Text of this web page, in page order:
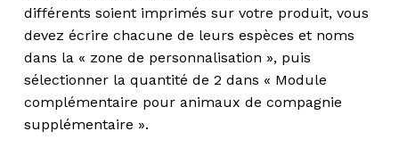
différents soient imprimés sur votre produit, vous
devez écrire chacune de leurs espèces et noms
dans la « zone de personnalisation », puis
sélectionner la quantité de 2 dans « Module
complémentaire pour animaux de compagnie
supplémentaire ».